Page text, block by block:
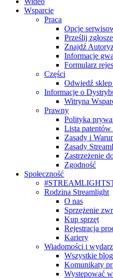
Wsparcie
Praca
Opcje
Prześlij
Znajdź
Informacje
Formularz
Części
Odwiedź sklep
Informacje o
Witryna
Prawny
Polityka
Lista
Zasady i
Zasady
Zastrzeżenie
Zgodność
Społeczność
Rodzina Streamlight
O nas
Sprzężenie
Kup sprzęt
Rejestracja
Kariery
Wiadomości i
Wszystkie
Komunikaty
Wystepować w